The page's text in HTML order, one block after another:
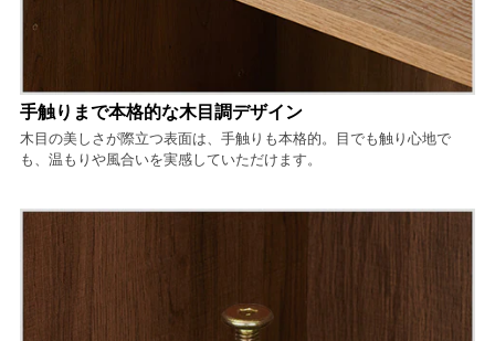
手触りまで本格的な木目調デザイン
木目の美しさが際立つ表面は、手触りも本格的。目でも触り心地で
も、温もりや風合いを実感していただけます。